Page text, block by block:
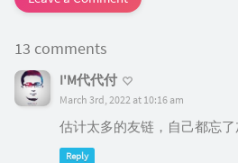
13 comments
I'M代代付
March 3rd, 2022 at 10:16 am
估计太多的友链，自己都忘
Reply